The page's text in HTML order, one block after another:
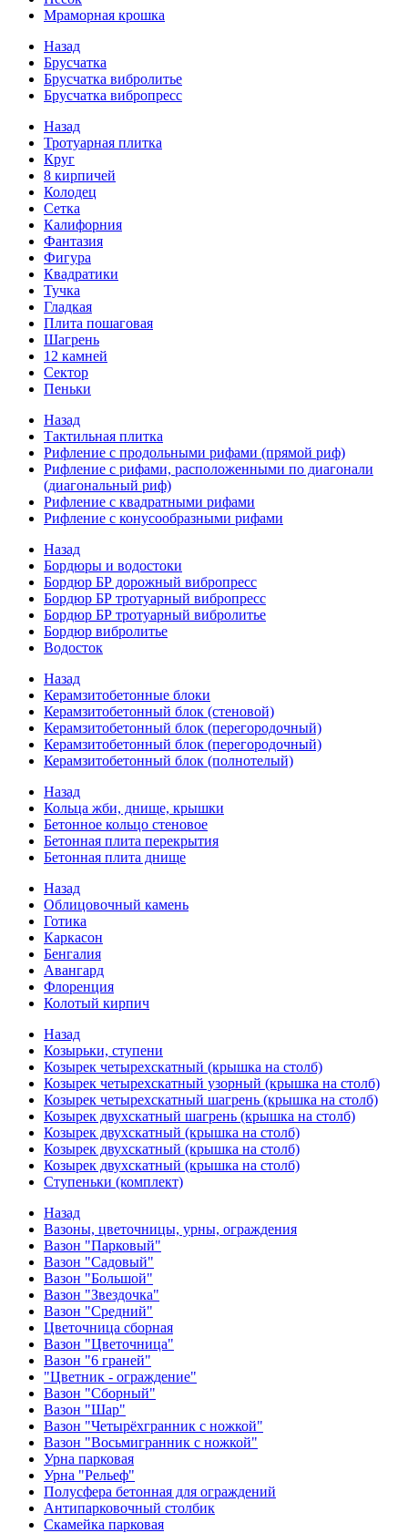
Мраморная крошка
Назад
Брусчатка
Брусчатка вибролитье
Брусчатка вибропресс
Назад
Тротуарная плитка
Круг
8 кирпичей
Колодец
Сетка
Калифорния
Фантазия
Фигура
Квадратики
Тучка
Гладкая
Плита пошаговая
Шагрень
12 камней
Сектор
Пеньки
Назад
Тактильная плитка
Рифление с продольными рифами (прямой риф)
Рифление с рифами, расположенными по диагонали
(диагональный риф)
Рифление с квадратными рифами
Рифление с конусообразными рифами
Назад
Бордюры и водостоки
Бордюр БР дорожный вибропресс
Бордюр БР тротуарный вибропресс
Бордюр БР тротуарный вибролитье
Бордюр вибролитье
Водосток
Назад
Керамзитобетонные блоки
Керамзитобетонный блок (стеновой)
Керамзитобетонный блок (перегородочный)
Керамзитобетонный блок (перегородочный)
Керамзитобетонный блок (полнотелый)
Назад
Кольца жби, днище, крышки
Бетонное кольцо стеновое
Бетонная плита перекрытия
Бетонная плита днище
Назад
Облицовочный камень
Готика
Каркасон
Бенгалия
Авангард
Флоренция
Колотый кирпич
Назад
Козырьки, ступени
Козырек четырехскатный (крышка на столб)
Козырек четырехскатный узорный (крышка на столб)
Козырек четырехскатный шагрень (крышка на столб)
Козырек двухскатный шагрень (крышка на столб)
Козырек двухскатный (крышка на столб)
Козырек двухскатный (крышка на столб)
Козырек двухскатный (крышка на столб)
Ступеньки (комплект)
Назад
Вазоны, цветочницы, урны, ограждения
Вазон "Парковый"
Вазон "Садовый"
Вазон "Большой"
Вазон "Звездочка"
Вазон "Средний"
Цветочница сборная
Вазон "Цветочница"
Вазон "6 граней"
"Цветник - ограждение"
Вазон "Сборный"
Вазон "Шар"
Вазон "Четырёхгранник с ножкой"
Вазон "Восьмигранник с ножкой"
Урна парковая
Урна "Рельеф"
Полусфера бетонная для ограждений
Антипарковочный столбик
Скамейка парковая